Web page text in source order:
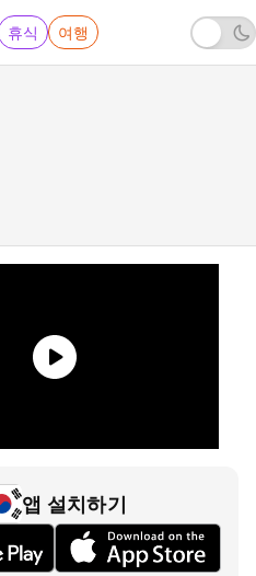
휴식 여행
앱 설치하기